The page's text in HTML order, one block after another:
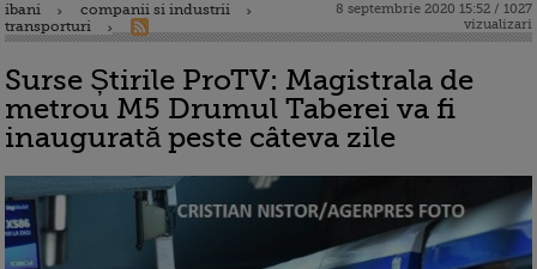
ibani
companii si industrii
transporturi
8 septembrie 2020 15:52 / 1027
vizualizari
Surse Știrile ProTV: Magistrala de
metrou M5 Drumul Taberei va fi
inaugurată peste câteva zile